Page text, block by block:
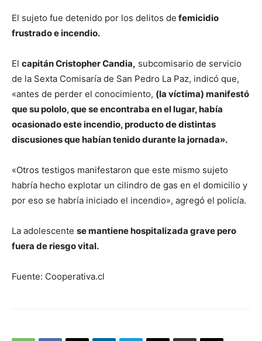
El sujeto fue detenido por los delitos de femicidio
frustrado e incendio.
El capitán Cristopher Candia, subcomisario de servicio
de la Sexta Comisaría de San Pedro La Paz, indicó que,
«antes de perder el conocimiento, (la víctima) manifestó
que su pololo, que se encontraba en el lugar, había
ocasionado este incendio, producto de distintas
discusiones que habían tenido durante la jornada».
«Otros testigos manifestaron que este mismo sujeto
habría hecho explotar un cilindro de gas en el domicilio y
por eso se habría iniciado el incendio», agregó el policía.
La adolescente se mantiene hospitalizada grave pero
fuera de riesgo vital.
Fuente: Cooperativa.cl